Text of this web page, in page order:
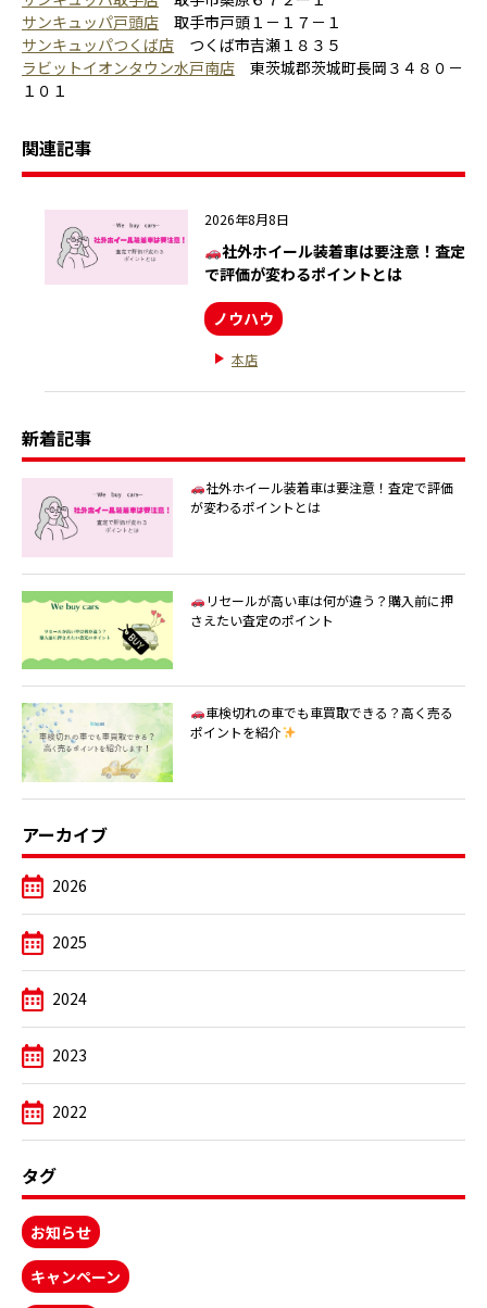
サンキュッパ戸頭店 取手市戸頭１－１７－１
サンキュッパつくば店 つくば市吉瀬１８３５
ラビットイオンタウン水戸南店 東茨城郡茨城町長岡３４８０－
１０１
関連記事
2026年8月8日
社外ホイール装着車は要注意！査定
で評価が変わるポイントとは
ノウハウ
本店
新着記事
社外ホイール装着車は要注意！査定で評価
が変わるポイントとは
リセールが高い車は何が違う？購入前に押
さえたい査定のポイント
車検切れの車でも車買取できる？高く売る
ポイントを紹介
アーカイブ
2026
2025
2024
2023
2022
タグ
お知らせ
キャンペーン